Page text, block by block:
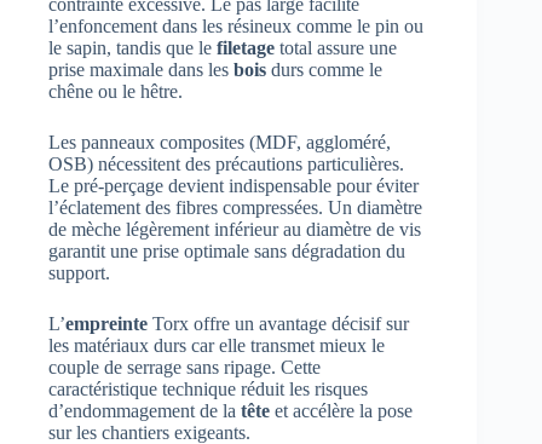
l’enfoncement dans les résineux comme le pin ou
le sapin, tandis que le filetage total assure une
prise maximale dans les bois durs comme le
chêne ou le hêtre.
Les panneaux composites (MDF, aggloméré,
OSB) nécessitent des précautions particulières.
Le pré-perçage devient indispensable pour éviter
l’éclatement des fibres compressées. Un diamètre
de mèche légèrement inférieur au diamètre de vis
garantit une prise optimale sans dégradation du
support.
L’empreinte Torx offre un avantage décisif sur
les matériaux durs car elle transmet mieux le
couple de serrage sans ripage. Cette
caractéristique technique réduit les risques
d’endommagement de la tête et accélère la pose
sur les chantiers exigeants.